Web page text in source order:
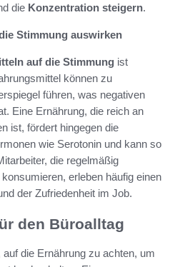
die Konzentration steigern.
Stimmung auswirken
auf die Stimmung ist
können zu
führen, was negativen
Eine Ernährung, die reich an
ist, fördert hingegen die
wie Serotonin und kann so
die regelmäßig
erleben häufig einen
der Zufriedenheit im Job.
den Büroalltag
die Ernährung zu achten, um